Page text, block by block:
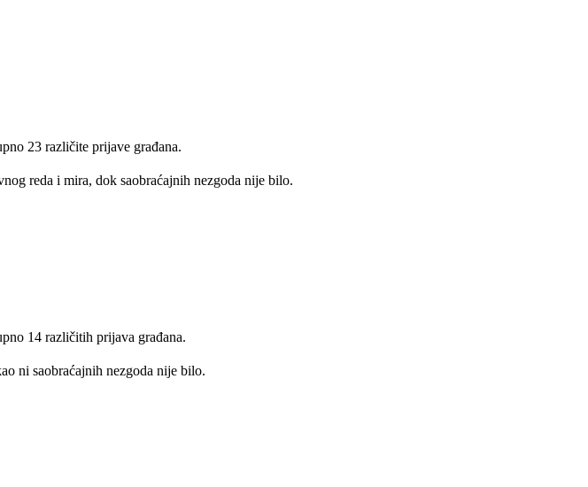
23 različite prijave građana.
reda i mira, dok saobraćajnih nezgoda nije bilo.
14 različitih prijava građana.
ni saobraćajnih nezgoda nije bilo.